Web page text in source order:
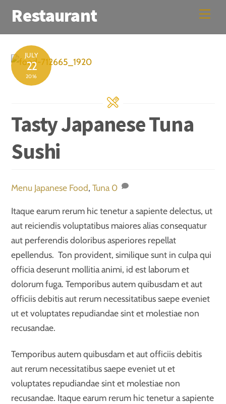
content
Restaurant
JULY
22
2016
Tasty Japanese Tuna
Sushi
Menu Japanese Food,Tuna 0
Itaque earum rerum hic tenetur a sapiente delectus, ut
aut reiciendis voluptatibus maiores alias consequatur
aut perferendis doloribus asperiores repellat
epellendus. Ton provident, similique sunt in culpa qui
officia deserunt mollitia animi, id est laborum et
dolorum fuga. Temporibus autem quibusdam et aut
officiis debitis aut rerum necessitatibus saepe eveniet
ut et voluptates repudiandae sint et molestiae non
recusandae.
Temporibus autem quibusdam et aut officiis debitis
aut rerum necessitatibus saepe eveniet ut et
voluptates repudiandae sint et molestiae non
recusandae. Itaque earum rerum hic tenetur a sapiente